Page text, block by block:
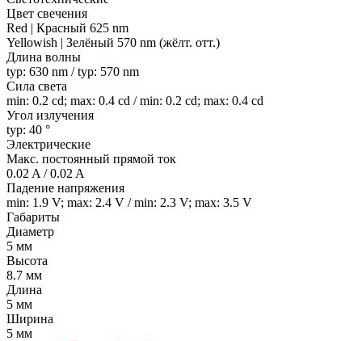
Цвет свечения
Red | Красный 625 nm
Yellowish | Зелёный 570 nm (жёлт. отт.)
Длина волны
typ: 630 nm / typ: 570 nm
Сила света
min: 0.2 cd; max: 0.4 cd / min: 0.2 cd; max: 0.4 cd
Угол излучения
typ: 40 °
Электрические
Макс. постоянный прямой ток
0.02 A / 0.02 A
Падение напряжения
min: 1.9 V; max: 2.4 V / min: 2.3 V; max: 3.5 V
Габариты
Диаметр
5 мм
Высота
8.7 мм
Длина
5 мм
Ширина
5 мм